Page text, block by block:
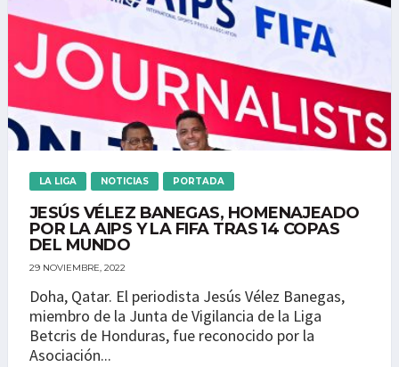
LA LIGA NOTICIAS PORTADA
JESÚS VÉLEZ BANEGAS, HOMENAJEADO
POR LA AIPS Y LA FIFA TRAS 14 COPAS
DEL MUNDO
29 NOVIEMBRE, 2022
Doha, Qatar. El periodista Jesús Vélez Banegas,
miembro de la Junta de Vigilancia de la Liga
Betcris de Honduras, fue reconocido por la
Asociación...